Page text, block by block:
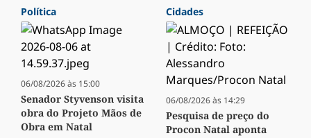
Política
06/08/2026 às 15:00
Senador Styvenson visita
obra do Projeto Mãos de
Obra em Natal
Cidades
06/08/2026 às 14:29
Pesquisa de preço do
Procon Natal aponta